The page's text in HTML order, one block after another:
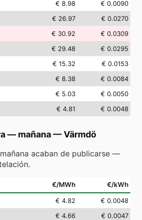
€ 8.98
€ 0.0090
€ 26.97
€ 0.0270
€ 30.92
€ 0.0309
€ 29.48
€ 0.0295
€ 15.32
€ 0.0153
€ 8.38
€ 0.0084
€ 5.03
€ 0.0050
€ 4.81 € 0.0048
— mañana—Värmdö
acaban de publicarse —
€/MWh €/kWh
€ 4.82
€ 0.0048
€ 4.66
€ 0.0047